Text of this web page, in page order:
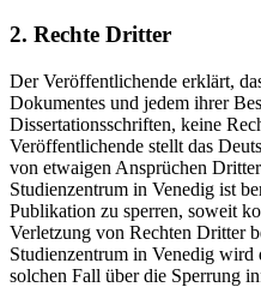
2. Rechte Dritter
Der Veröffentlichende erklärt,
Dokumentes und jedem ihrer
Dissertationsschriften, keine
Veröffentlichende stellt das
von etwaigen Ansprüchen
Studienzentrum in Venedig ist
Publikation zu sperren, soweit
Verletzung von Rechten Dritter
Studienzentrum in Venedig
solchen Fall über die Sperrung